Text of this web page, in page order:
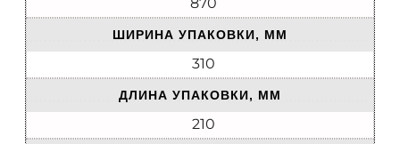
ШИРИНА УПАКОВКИ, ММ
310
ДЛИНА УПАКОВКИ, ММ
210